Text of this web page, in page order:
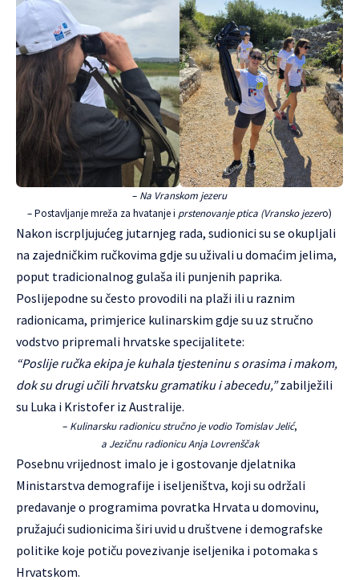
– Na Vranskom jezeru
– Postavljanje mreža za hvatanje i prstenovanje ptica (Vransko jezero)
Nakon iscrpljujućeg jutarnjeg rada, sudionici su se okupljali
na zajedničkim ručkovima gdje su uživali u domaćim jelima,
poput tradicionalnog gulaša ili punjenih paprika.
Poslijepodne su često provodili na plaži ili u raznim
radionicama, primjerice kulinarskim gdje su uz stručno
vodstvo pripremali hrvatske specijalitete:
“Poslije ručka ekipa je kuhala tjesteninu s orasima i makom,
dok su drugi učili hrvatsku gramatiku i abecedu,”zabilježili
su Luka i Kristofer iz Australije.
– Kulinarsku radionicu stručno je vodio Tomislav Jelić,
a Jezičnu radionicu Anja Lovrenščak
Posebnu vrijednost imalo je i gostovanje djelatnika
Ministarstva demografije i iseljeništva, koji su održali
predavanje o programima povratka Hrvata u domovinu,
pružajući sudionicima širi uvid u društvene i demografske
politike koje potiču povezivanje iseljenika i potomaka s
Hrvatskom.